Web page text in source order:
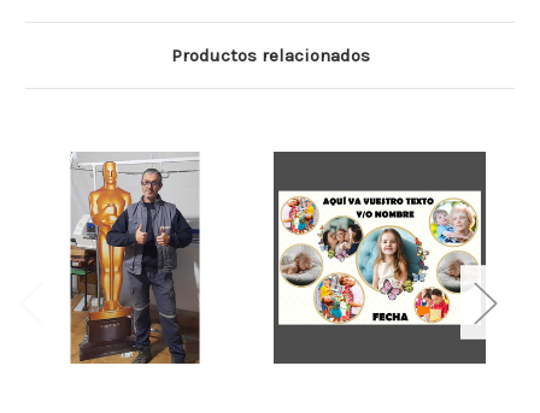
Productos relacionados